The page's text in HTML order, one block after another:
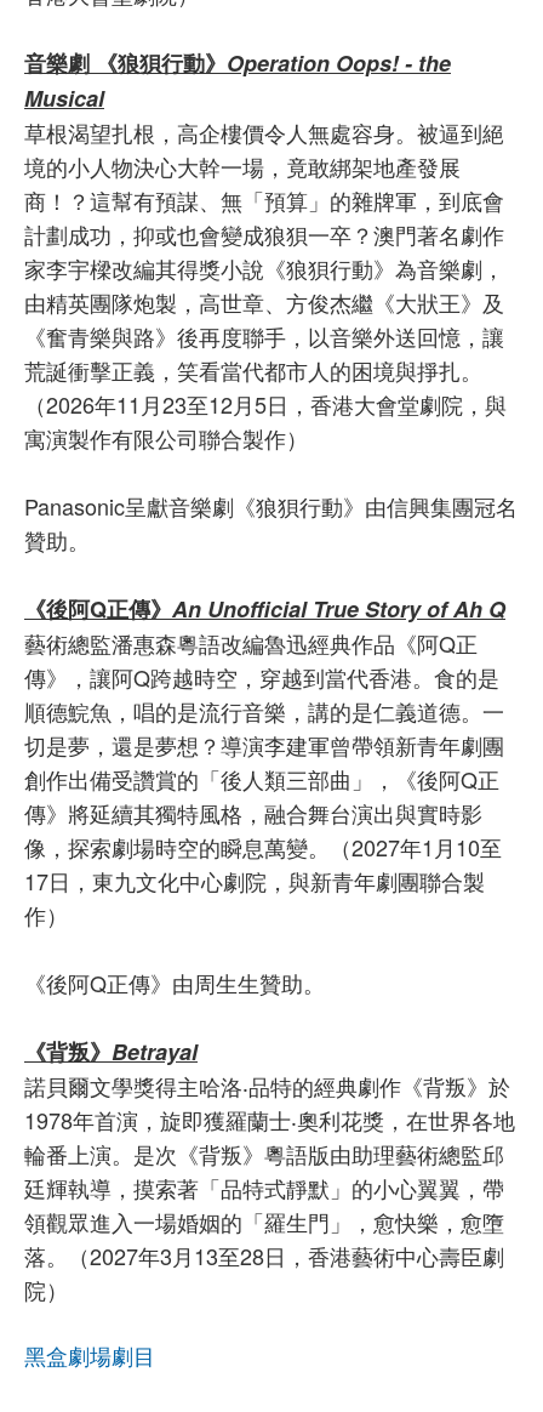
音樂劇 《狼狽行動》 Operation Oops! - the
Musical
草根渴望扎根，高企樓價令人無處容身。被逼到絕
境的小人物決心大幹一場，竟敢綁架地產發展
商！？這幫有預謀、無「預算」的雜牌軍，到底會
計劃成功，抑或也會變成狼狽一卒？澳門著名劇作
家李宇樑改編其得獎小說《狼狽行動》為音樂劇，
由精英團隊炮製，高世章、方俊杰繼《大狀王》及
《奮青樂與路》後再度聯手，以音樂外送回憶，讓
荒誕衝擊正義，笑看當代都市人的困境與掙扎。
（2026年11月23至12月5日，香港大會堂劇院，與
寓演製作有限公司聯合製作）
Panasonic呈獻音樂劇《狼狽行動》由信興集團冠名
贊助。
《後阿Q正傳》 An Unofficial True Story of Ah Q
藝術總監潘惠森粵語改編魯迅經典作品《阿Q正
傳》，讓阿Q跨越時空，穿越到當代香港。食的是
順德鯇魚，唱的是流行音樂，講的是仁義道德。一
切是夢，還是夢想？導演李建軍曾帶領新青年劇團
創作出備受讚賞的「後人類三部曲」，《後阿Q正
傳》將延續其獨特風格，融合舞台演出與實時影
像，探索劇場時空的瞬息萬變。（2027年1月10至
17日，東九文化中心劇院，與新青年劇團聯合製
作）
《後阿Q正傳》由周生生贊助。
《背叛》 Betrayal
諾貝爾文學獎得主哈洛‧品特的經典劇作《背叛》於
1978年首演，旋即獲羅蘭士‧奧利花獎，在世界各地
輪番上演。是次《背叛》粵語版由助理藝術總監邱
廷輝執導，摸索著「品特式靜默」的小心翼翼，帶
領觀眾進入一場婚姻的「羅生門」，愈快樂，愈墮
落。（2027年3月13至28日，香港藝術中心壽臣劇
院）
黑盒劇場劇目